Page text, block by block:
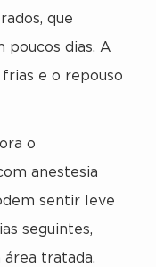
que
poucos dias. A
e o repouso
o
anestesia
sentir leve
seguintes,
tratada.